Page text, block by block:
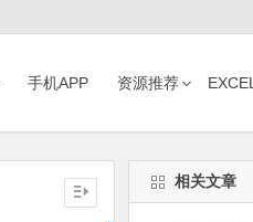
手机APP 资源推荐 EXCEL
相关文章